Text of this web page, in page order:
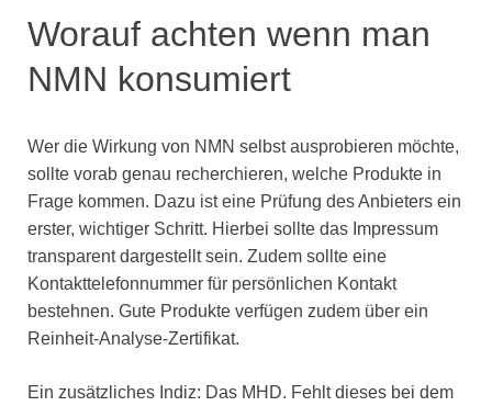
Worauf achten wenn man
NMN konsumiert
Wer die Wirkung von NMN selbst ausprobieren möchte,
sollte vorab genau recherchieren, welche Produkte in
Frage kommen. Dazu ist eine Prüfung des Anbieters ein
erster, wichtiger Schritt. Hierbei sollte das Impressum
transparent dargestellt sein. Zudem sollte eine
Kontakttelefonnummer für persönlichen Kontakt
bestehnen. Gute Produkte verfügen zudem über ein
Reinheit-Analyse-Zertifikat.
Ein zusätzliches Indiz: Das MHD. Fehlt dieses bei dem